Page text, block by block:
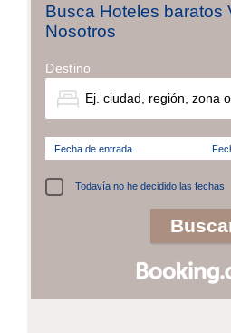
Busca Hoteles baratos
Nosotros
Destino
Fecha de entrada
Todavía no he decidido las fechas